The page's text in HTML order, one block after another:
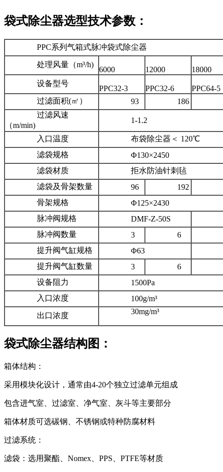
袋式除尘器选型技术参数：
PPC系列气箱式脉冲袋式除尘器
处理风量（m³/h)
6000 12000
18000
设备型号
PPC32-3 PPC32-6
PPC64-5
过滤面积(㎡）
93 186
过滤风速
（m/min)
1-1.2
入口温度
布袋除尘器＜ 120℃
滤袋规格
Φ130×2450
滤袋材质
拒水防油针刺毡
滤袋及骨架数量
96 192
骨架规格
Φ125×2430
脉冲阀规格
DMF-Z-50S
脉冲阀数量
3 6
提升阀气缸规格
Φ63
提升阀气缸数量
3 6
设备阻力
1500Pa
入口浓度
100g/m³
出口浓度
30mg/m³
袋式除尘器结构图：
箱体结构：
采用模块化设计，通常由4-20个独立过滤单元组成
包含进气室、过滤室、净气室、灰斗等主要部分
箱体材质可选碳钢、不锈钢或特种防腐材料
过滤系统：
滤袋：选用聚酯、Nomex、PPS、PTFE等材质